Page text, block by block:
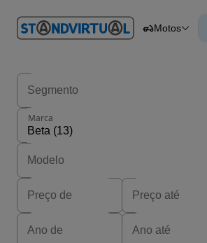
em
Carros Carros
Motos
Marca